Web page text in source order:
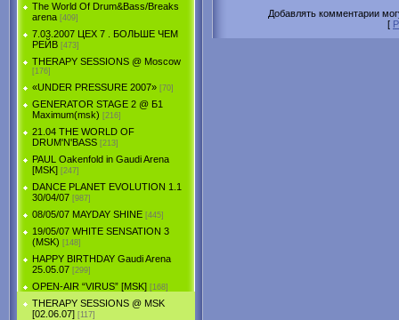
The World Of Drum&Bass/Breaks
arena [409]
7.03.2007 ЦЕХ 7 . БОЛЬШЕ ЧЕМ
РЕЙВ [473]
THERAPY SESSIONS @ Moscow
[176]
«UNDER PRESSURE 2007» [70]
GENERATOR STAGE 2 @ Б1
Maximum(msk) [216]
21.04 THE WORLD OF
DRUM'N'BASS [213]
PAUL Oakenfold in Gaudi Arena
[MSK] [247]
DANCE PLANET EVOLUTION 1.1
30/04/07 [987]
08/05/07 MAYDAY SHINE [445]
19/05/07 WHITE SENSATION 3
(MSK) [148]
HAPPY BIRTHDAY Gaudi Arena
25.05.07 [299]
OPEN-AIR “VIRUS” [MSK] [168]
THERAPY SESSIONS @ MSK
[02.06.07] [117]
Добавлять комментарии
[